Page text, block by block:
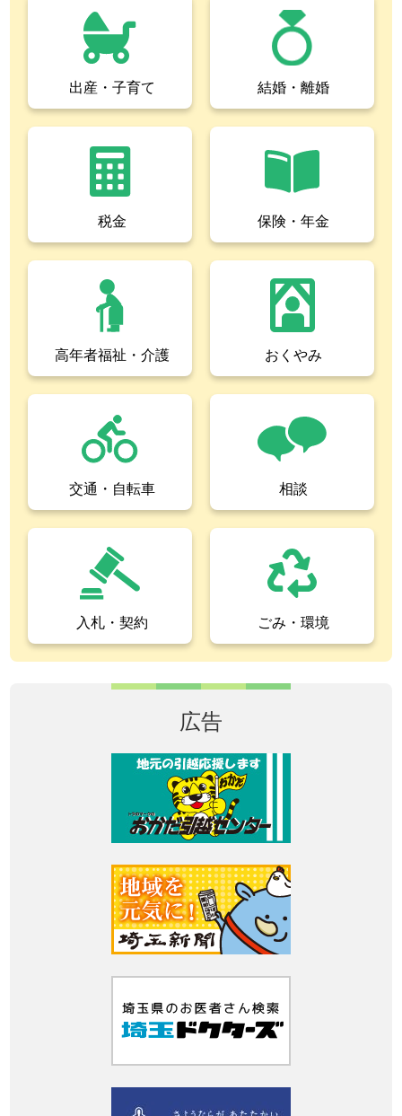
出産・子育て 結婚・離婚
税金 保険・年金
高年者福祉・介護 おくやみ
交通・自転車 相談
入札・契約 ごみ・環境
広告